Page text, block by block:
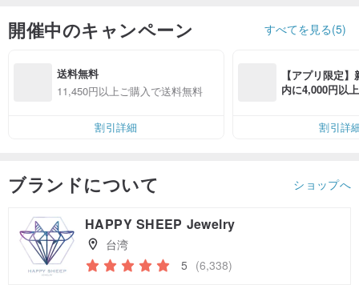
開催中のキャンペーン すべてを見る(5)
送料無料
11,450円以上ご購入で送料無料
割引詳細
【アプリ限定
内に4,000円以
割引詳
ブランドについて ショップへ
HAPPY SHEEP Jewelry
台湾
5 (6,338)